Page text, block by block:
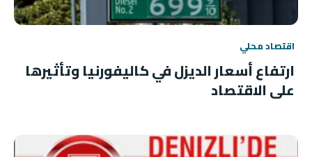
اقتصاد محلي
ارتفاع أسعار الديزل في كاليفورنيا وتأثيرها
على الاقتصاد